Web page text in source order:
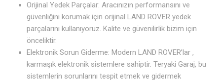
Orijinal Yedek Parçalar: Aracınızın performansını ve
güvenliğini korumak için orijinal LAND ROVER yedek
parçalarını kullanıyoruz. Kalite ve güvenilirlik bizim için
önceliktir.
Elektronik Sorun Giderme: Modern LAND ROVER’lar ,
karmaşık elektronik sistemlere sahiptir. Teryaki Garaj, bu
sistemlerin sorunlarını tespit etmek ve gidermek